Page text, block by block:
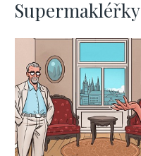
Supermakléřky